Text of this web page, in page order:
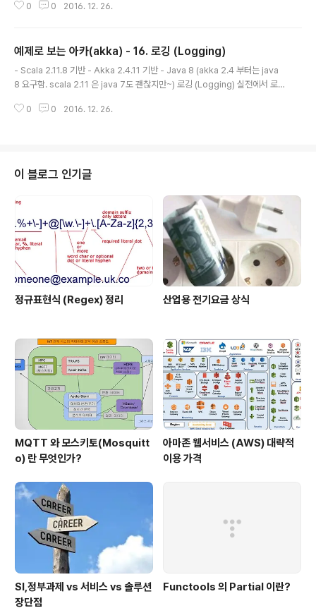
다. Scala 기반의 Akka 에서는 어떻게 하는지 알아보겠습
TL.... 하지만 제가 소개하는 Sbt stage 방식이 Akka 나
Play 전개에 가장 좋은거 같네요. * 우아하게 종료하는 부
분에 대해서는 apache 데몬등을 이용해서 만들 수 있을
행스크립트를 init.d 에 넣어줘서 처리합니다. 다른 방법있
0 0 2016. 12. 26.
예제로 보는 아카(akka) - 16. 로깅 (Logging)
- Scala 2.11.8 기반 - Akka 2.4.11 기반 - Java 8 (akka 2.4 부터는 java
8 요구함. scala 2.11 은 java 7도 괜찮지만~) 로깅 (Logging) 실전에서 로
깅프레임워크 또한 지원 하는데요. 이렇게 혼재하다보니 처음에 아카를 할 때
이라거나 제가 설명한 내용이 100% 정확하다는 보장은 못해드립니다. OTL.
0. 기본 프로젝트 생성 가장..
0 0 2016. 12. 26.
이 블로그 인기글
정규표현식 (Regex) 정리 산업용 전기요금 상식
MQTT 와 모스키토(Mosquitt
o) 란 무엇인가?
아마존 웹서비스 (AWS) 대략적
이용 가격
SI,정부과제 vs 서비스 vs 솔루션
장단점
Functools 의 Partial 이란?